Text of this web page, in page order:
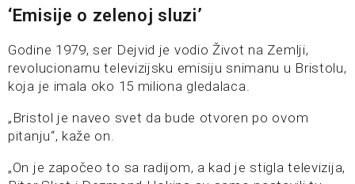
‘Emisije o zelenoj sluzi’
Godine 1979, ser Dejvid je vodio Život na Zemlji,
revolucionarnu televizijsku emisiju snimanu u Bristolu,
koja je imala oko 15 miliona gledalaca.
„Bristol je naveo svet da bude otvoren po ovom
pitanju“, kaže on.
„On je započeo to sa radijom, a kad je stigla televizija,